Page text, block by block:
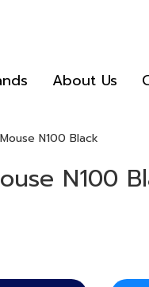
About Us
N100 Black
N100